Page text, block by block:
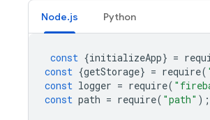
Node.js Python
const {initializeApp} =
const {getStorage} = require(
const logger = require(
const path = require( "path" );